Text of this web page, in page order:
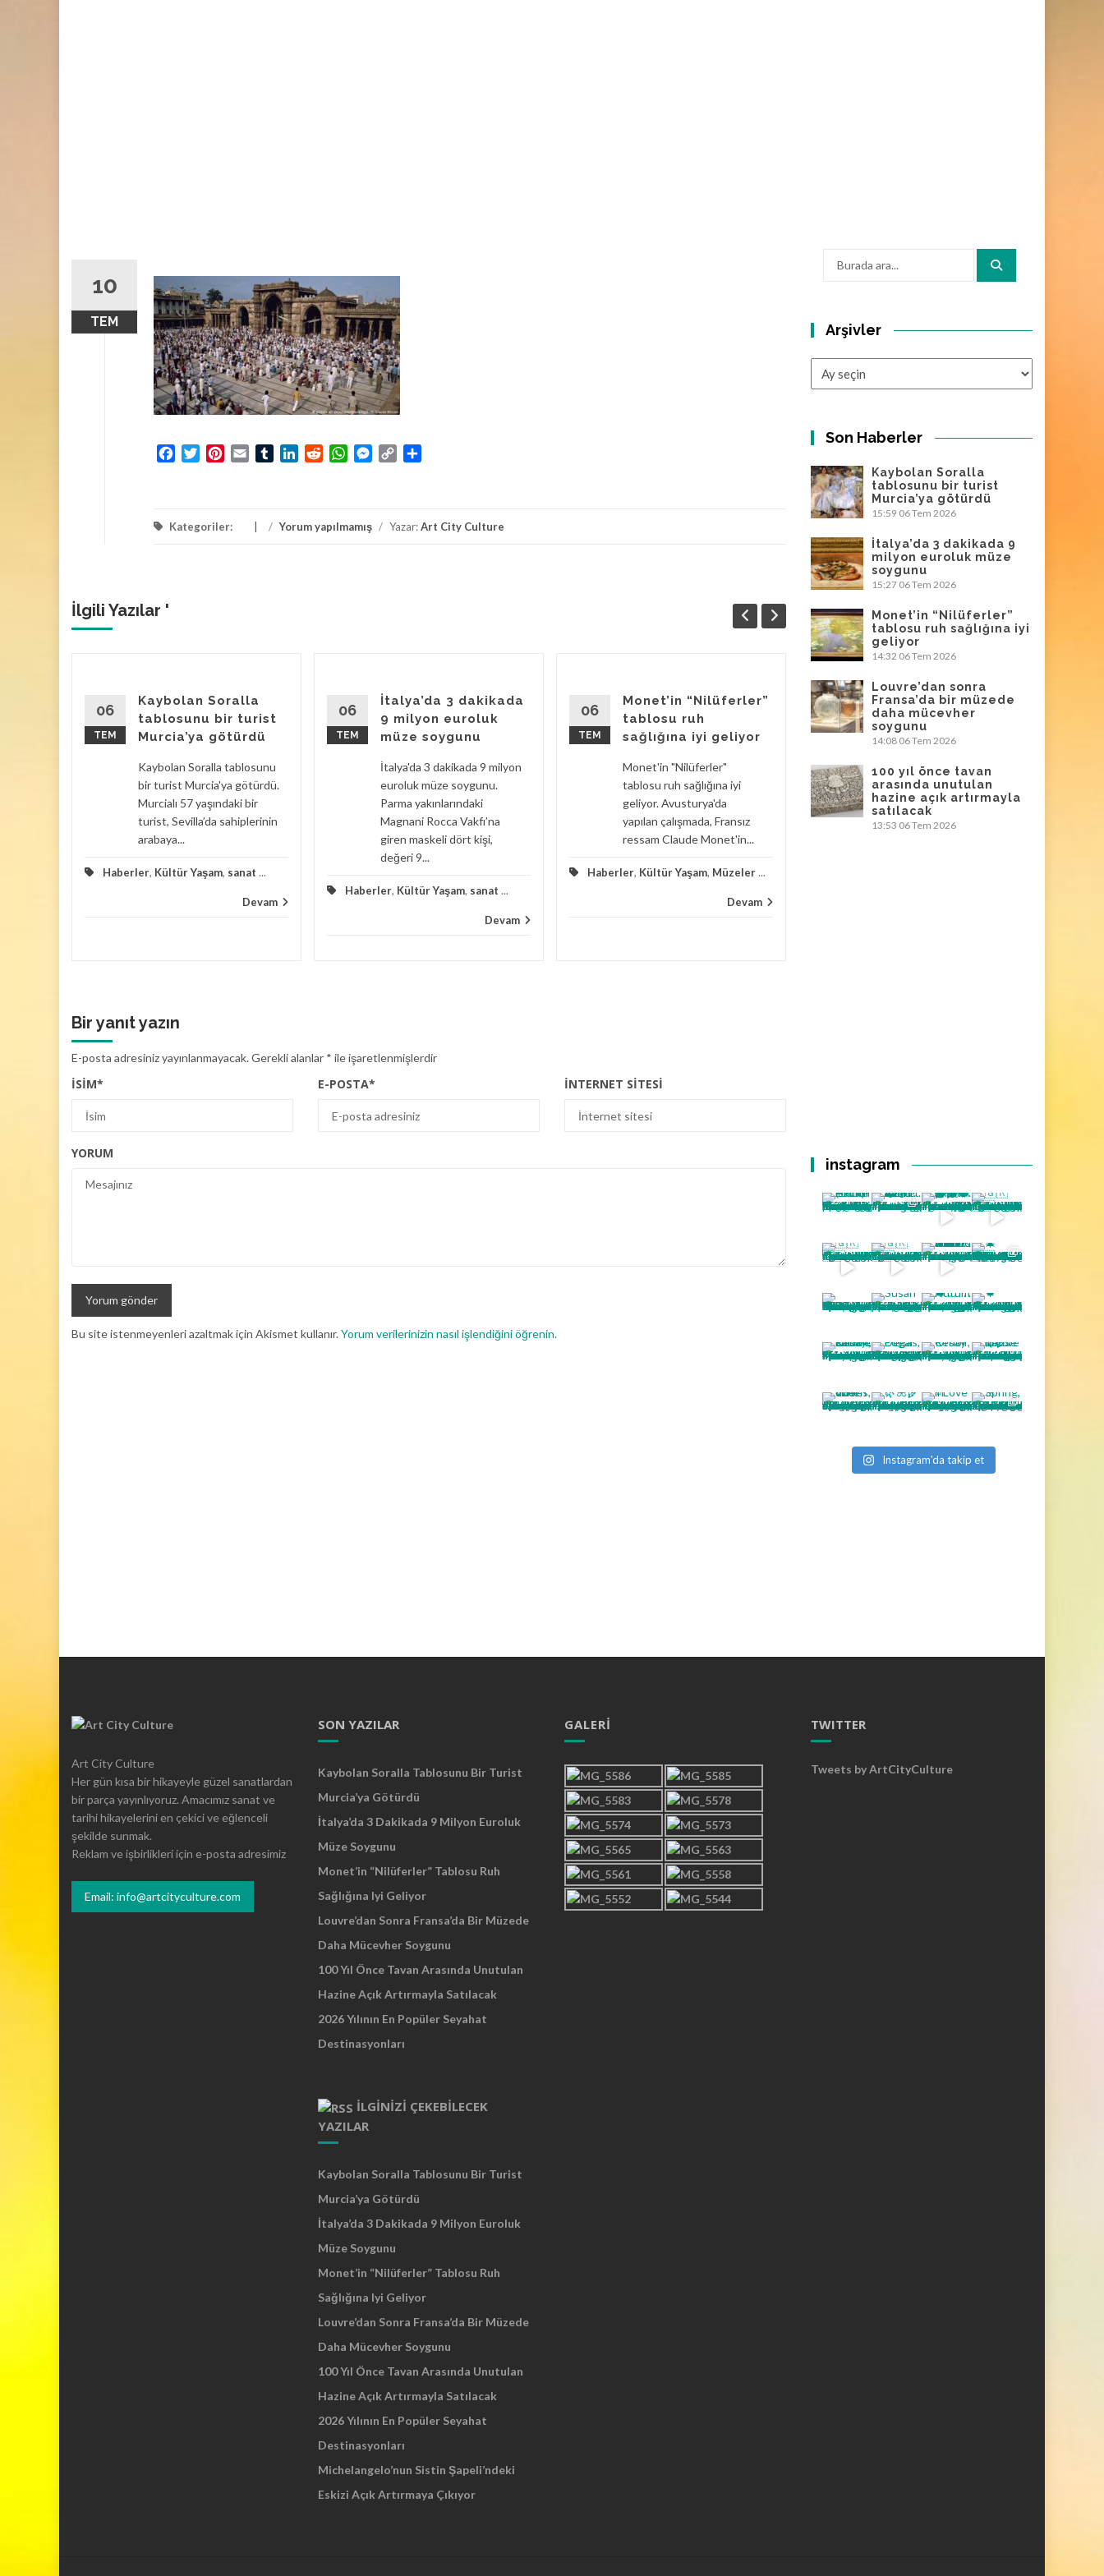
10
TEM
FacebookTwitterPinterest
Email TumblrLinkedInRedditWhatsApp
Messenger
Copy
Kategoriler: / Yorum yapılmamış / Yazar:Art City Culture
İlgili Yazılar '
06
TEM
Kaybolan Soralla
tablosunu bir turist
Murcia’ya götürdü
Kaybolan Soralla tablosunu
bir turist Murcia'ya götürdü.
Murcialı 57 yaşındaki bir
turist, Sevilla’da sahiplerinin
arabaya...
Haberler, Kültür Yaşam, sanat ...
Devam
06
TEM
İtalya’da 3 dakikada
9 milyon euroluk
müze soygunu
İtalya'da 3 dakikada 9 milyon
euroluk müze soygunu.
Parma yakınlarındaki
Magnani Rocca Vakfı’na
giren maskeli dört kişi,
değeri 9...
Haberler, Kültür Yaşam, sanat ...
Devam
06
TEM
Monet’in “Nilüferler”
tablosu ruh
sağlığına iyi geliyor
Monet'in "Nilüferler"
tablosu ruh sağlığına iyi
geliyor. Avusturya'da
yapılan çalışmada, Fransız
ressam Claude Monet'in...
Haberler, Kültür Yaşam, Müzeler...
Devam
06
TEM
Louvre’dan sonra
Fransa’da bir
müzede daha
mücevher soygunu
Louvre’dan sonra Fransa’da
bir müzede daha mücevher
soygunu. Fransız lüks cam
üreticisi Lalique’in
Bir yanıt yazın
E-posta adresiniz yayınlanmayacak.Gerekli alanlar * ile işaretlenmişlerdir
İSIM* E-POSTA* İNTERNET SITESI
YORUM
Bu site istenmeyenleri azaltmak için Akismet kullanır.Yorum verilerinizin nasıl işlendiğini öğrenin.
Arşivler
Son Haberler
Kaybolan Soralla
tablosunu bir turist
Murcia’ya götürdü
15:59 06 Tem 2026
İtalya’da 3 dakikada 9
milyon euroluk müze
soygunu
15:27 06 Tem 2026
Monet’in “Nilüferler”
tablosu ruh sağlığına iyi
geliyor
14:32 06 Tem 2026
Louvre’dan sonra
Fransa’da bir müzede
daha mücevher
soygunu
14:08 06 Tem 2026
100 yıl önce tavan
arasında unutulan
hazine açık artırmayla
satılacak
13:53 06 Tem 2026
instagram
Instagram'da takip et
Art City Culture
Her gün kısa bir hikayeyle güzel sanatlardan
bir parça yayınlıyoruz. Amacımız sanat ve
tarihi hikayelerini en çekici ve eğlenceli
şekilde sunmak.
Reklam ve işbirlikleri için e-posta adresimiz
Email: info@artcityculture.com
SON YAZILAR
Kaybolan Soralla Tablosunu Bir Turist
Murcia’ya Götürdü
İtalya’da 3 Dakikada 9 Milyon Euroluk
Müze Soygunu
Monet’in “Nilüferler” Tablosu Ruh
Sağlığına Iyi Geliyor
Louvre’dan Sonra Fransa’da Bir Müzede
Daha Mücevher Soygunu
100 Yıl Önce Tavan Arasında Unutulan
Hazine Açık Artırmayla Satılacak
2026 Yılının En Popüler Seyahat
Destinasyonları
İLGINIZI ÇEKEBILECEK
YAZILAR
Kaybolan Soralla Tablosunu Bir Turist
Murcia’ya Götürdü
İtalya’da 3 Dakikada 9 Milyon Euroluk
Müze Soygunu
Monet’in “Nilüferler” Tablosu Ruh
Sağlığına Iyi Geliyor
Louvre’dan Sonra Fransa’da Bir Müzede
Daha Mücevher Soygunu
100 Yıl Önce Tavan Arasında Unutulan
Hazine Açık Artırmayla Satılacak
2026 Yılının En Popüler Seyahat
Destinasyonları
Michelangelo’nun Sistin Şapeli’ndeki
Eskizi Açık Artırmaya Çıkıyor
GALERI TWITTER
Tweets by ArtCityCulture